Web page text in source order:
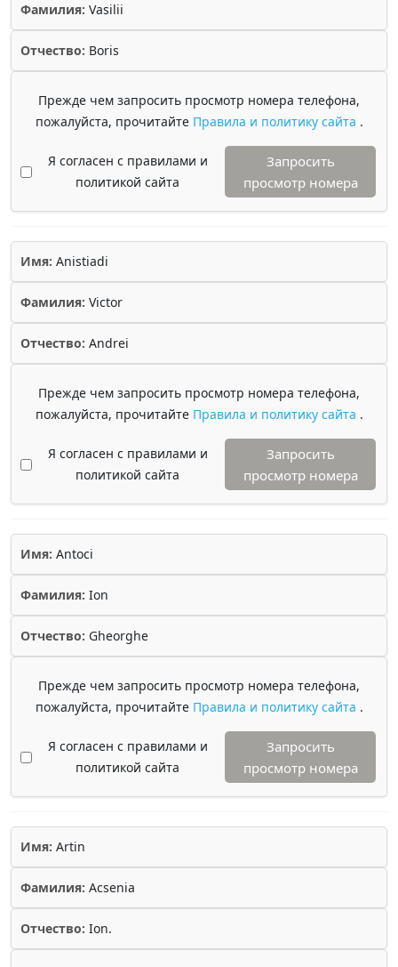
Фамилия: Vasilii
Отчество: Boris
Прежде чем запросить просмотр номера телефона,
пожалуйста, прочитайте Правила и политику сайта .
Я согласен с правилами и
политикой сайта
Запросить
просмотр номера
Имя: Anistiadi
Фамилия: Victor
Отчество: Andrei
Прежде чем запросить просмотр номера телефона,
пожалуйста, прочитайте Правила и политику сайта .
Я согласен с правилами и
политикой сайта
Запросить
просмотр номера
Имя: Antoci
Фамилия: Ion
Отчество: Gheorghe
Прежде чем запросить просмотр номера телефона,
пожалуйста, прочитайте Правила и политику сайта .
Я согласен с правилами и
политикой сайта
Запросить
просмотр номера
Имя: Artin
Фамилия: Acsenia
Отчество: Ion.